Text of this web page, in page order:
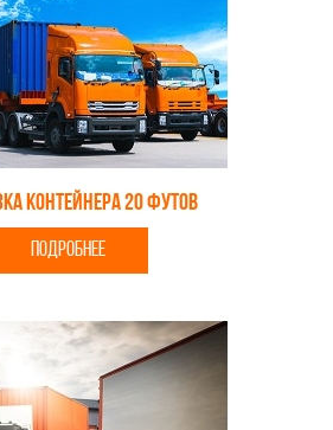
контейнера 20 футов
ПОДРОБНЕЕ